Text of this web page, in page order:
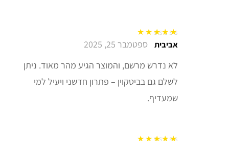
דורג5מתוך 5אביבית ספטמבר 25, 2025
לא נדרש מרשם, והמוצר הגיע מהר מאוד. ניתן
לשלם גם בביטקוין – פתרון חדשני ויעיל למי
שמעדיף.